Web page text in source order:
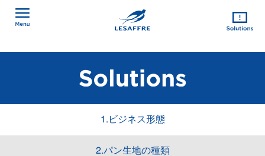
1.ビジネス形態
2.パン生地の種類